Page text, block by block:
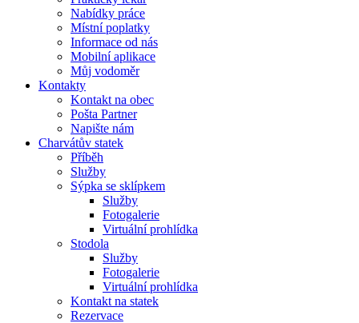
Nabídky práce
Místní poplatky
Informace od nás
Mobilní aplikace
Můj vodoměr
Kontakty
Kontakt na obec
Pošta Partner
Napište nám
Charvátův statek
Příběh
Služby
Sýpka se sklípkem
Služby
Fotogalerie
Virtuální prohlídka
Stodola
Služby
Fotogalerie
Virtuální prohlídka
Kontakt na statek
Rezervace